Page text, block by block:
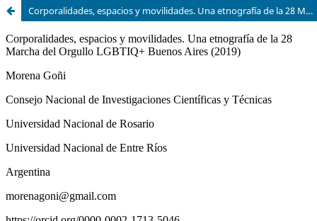
Corporalidades, espacios y movilidades. Una etnografía de la 28 Marcha del Orgullo LGBTIQ+ Buenos Aires (2019)